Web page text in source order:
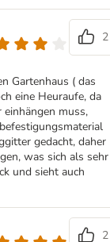
2
Gartenhaus ( das
eine Heuraufe, da
muss,
gedacht, daher
was sich als sehr
und sieht auch
2